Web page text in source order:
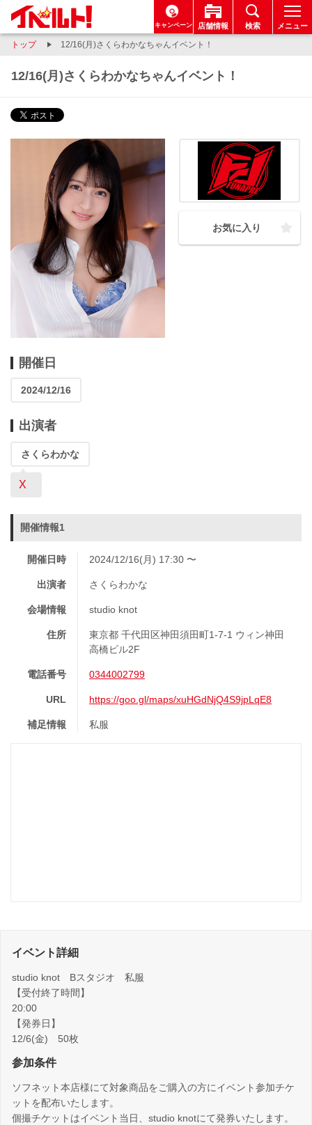
キャンペーン 店舗情報 検索 メニュー
トップ 12/16(月)さくらわかなちゃんイベント！
12/16(月)さくらわかなちゃんイベント！
お気に入り
開催日
2024/12/16
出演者
さくらわかな
X
開催情報1
開催日時 2024/12/16(月) 17:30 〜
出演者 さくらわかな
会場情報 studio knot
住所
東京都 千代田区神田須田町1-7-1 ウィン神田
高橋ビル2F
電話番号 0344002799
URL https://goo.gl/maps/xuHGdNjQ4S9jpLqE8
補足情報 私服
イベント詳細
studio knot Bスタジオ 私服
【受付終了時間】
20:00
【発券日】
12/6(金) 50枚
参加条件
ソフネット本店様にて対象商品をご購入の方にイベント参加チケ
ットを配布いたします。
個撮チケットはイベント当日、studio knotにて発券いたします。